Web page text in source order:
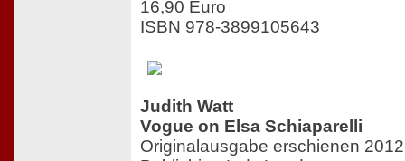
16,90 Euro
ISBN 978-3899105643
Judith Watt
Vogue on Elsa Schiaparelli
Originalausgabe erschienen